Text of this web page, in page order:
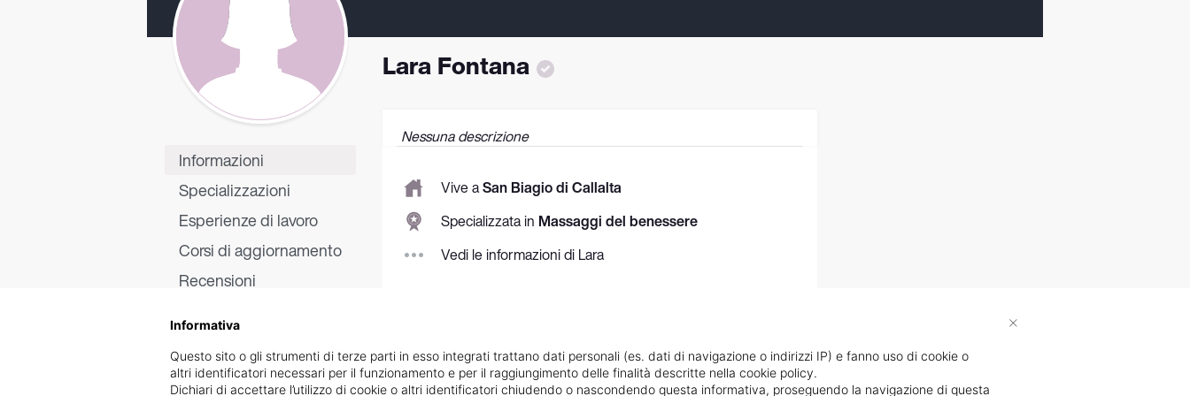
Informazioni
Specializzazioni
Esperienze di lavoro
Corsi di aggiornamento
Recensioni
Lara Fontana
Nessuna descrizione
Vive aSan Biagio di Callalta
Specializzata in Massaggi del benessere
Vedi le informazioni di Lara
Informativa
Questo sito o gli strumenti di terze parti in esso integrati trattano dati personali (es. dati di navigazione o indirizzi IP) e fanno uso di cookie o
altri identificatori necessari per il funzionamento e per il raggiungimento delle finalità descritte nella cookie policy.
Dichiari di accettare l’utilizzo di cookie o altri identificatori chiudendo o nascondendo questa informativa, proseguendo la navigazione di questa
×